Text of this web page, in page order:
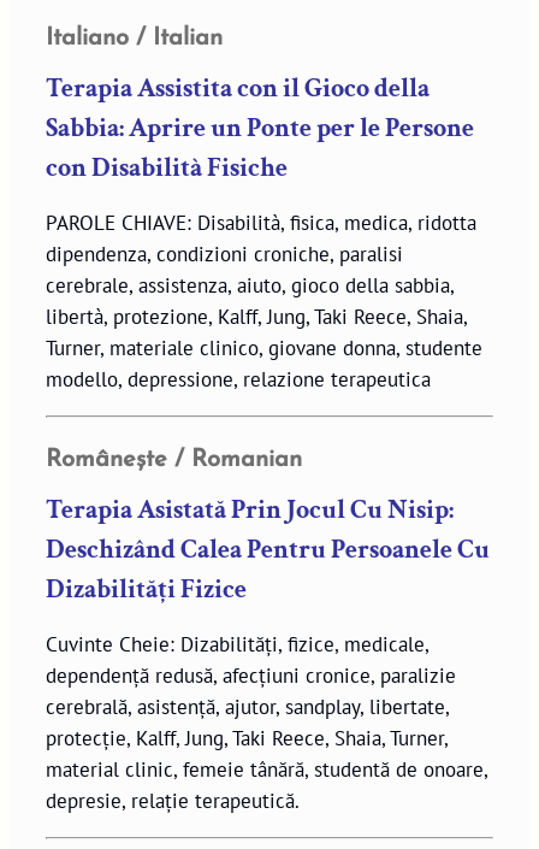
Italiano / Italian
Terapia Assistita con il Gioco della
Sabbia: Aprire un Ponte per le Persone
con Disabilità Fisiche
PAROLE CHIAVE: Disabilità, fisica, medica, ridotta
dipendenza, condizioni croniche, paralisi
cerebrale, assistenza, aiuto, gioco della sabbia,
libertà, protezione, Kalff, Jung, Taki Reece, Shaia,
Turner, materiale clinico, giovane donna, studente
modello, depressione, relazione terapeutica
Românește / Romanian
Terapia Asistată Prin Jocul Cu Nisip:
Deschizând Calea Pentru Persoanele Cu
Dizabilități Fizice
Cuvinte Cheie: Dizabilități, fizice, medicale,
dependență redusă, afecțiuni cronice, paralizie
cerebrală, asistență, ajutor, sandplay, libertate,
protecție, Kalff, Jung, Taki Reece, Shaia, Turner,
material clinic, femeie tânără, studentă de onoare,
depresie, relație terapeutică.